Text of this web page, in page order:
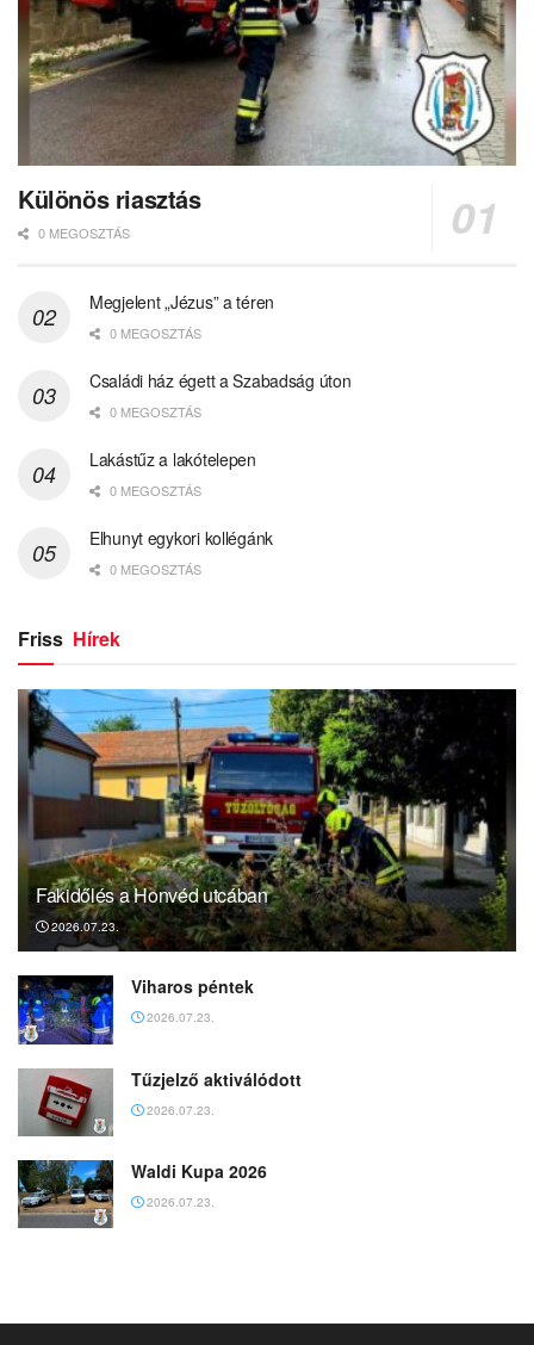
Különös riasztás
0 MEGOSZTÁS
Megjelent „Jézus” a téren
0 MEGOSZTÁS
Családi ház égett a Szabadság úton
0 MEGOSZTÁS
Lakástűz a lakótelepen
0 MEGOSZTÁS
Elhunyt egykori kollégánk
0 MEGOSZTÁS
Friss Hírek
Fakidőlés a Honvéd utcában
2026.07.23.
Viharos péntek
2026.07.23.
Tűzjelző aktiválódott
2026.07.23.
Waldi Kupa 2026
2026.07.23.